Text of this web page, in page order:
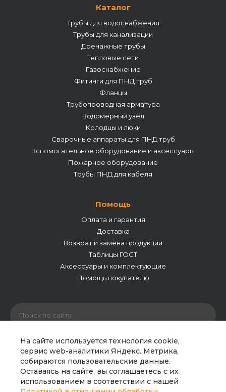
На сайте используется технология cookie,
сервис web-аналитики Яндекс. Метрика,
собираются пользовательские данные.
Оставаясь на сайте, вы соглашаетесь с их
использованием в соответствии с нашей
Каталог
Трубы для водоснабжения
Трубы для канализации
Дренажные трубы
Тепловые сети
Газоснабжение
Фитинги для ПНД труб
Фланцы
Трубопроводная арматура
Водомерный узел
Колодцы и люки
Сварочные аппараты для ПНД труб
Вспомогательное оборудование и аксессуары
Пожарное оборудование
Трубы ПНД для кабеля
Помощь
Оплата и гарантия
Доставка
Возврат и замена продукции
Таблицы ГОСТ
Аксессуары и комплектующие
Помощь покупателю
© 2026 ООО «Полипайпгрупп». Все права защищены.
Сайт носит исключительно информационный характер
и не является публичной офертой. Все материалы